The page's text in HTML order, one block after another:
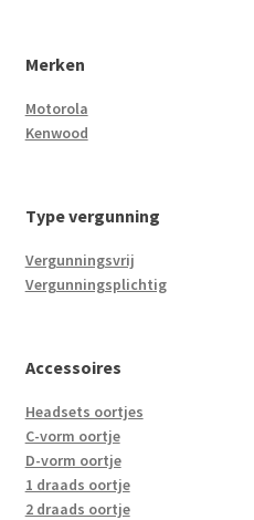
Merken
Motorola
Kenwood
Type vergunning
Vergunningsvrij
Vergunningsplichtig
Accessoires
Headsets oortjes
C-vorm oortje
D-vorm oortje
1 draads oortje
2 draads oortje